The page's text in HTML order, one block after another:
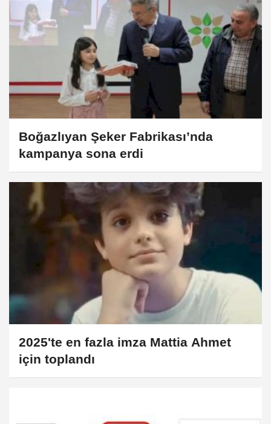
Boğazlıyan Şeker Fabrikası’nda
kampanya sona erdi
2025'te en fazla imza Mattia Ahmet
için toplandı